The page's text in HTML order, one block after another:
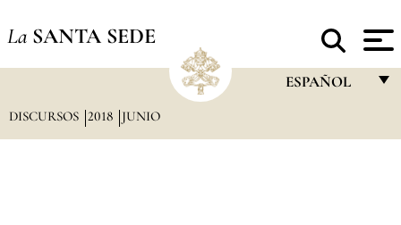
La SANTA SEDE
ESPAÑOL
DISCURSOS 2018 JUNIO